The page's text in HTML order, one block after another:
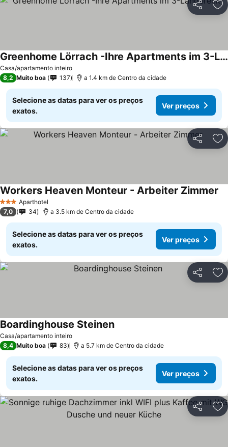
Partilhar
Casa/apartamento inteiro
Greenhome Lörrach -Ihre Apartments im 3-Ländereck-
8,2 Muito boa 137 a 1.4 km de Centro da cidade
Selecione as datas para ver os preços
exatos.
Ver preços
Partilhar
3 EstrelasAparthotel
Workers Heaven Monteur - Arbeiter Zimmer
7,0 34 a 3.5 km de Centro da cidade
Selecione as datas para ver os preços
exatos.
Ver preços
Partilhar
Casa/apartamento inteiro
Boardinghouse Steinen
8,4 Muito boa 83 a 5.7 km de Centro da cidade
Selecione as datas para ver os preços
exatos.
Ver preços
Partilhar